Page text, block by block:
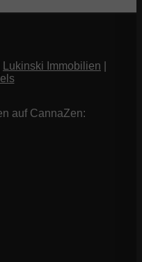
Lukinski Immobilien
auf CannaZen: